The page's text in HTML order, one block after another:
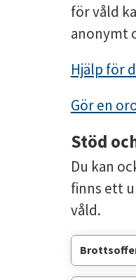
för våld
anonymt
Hjälp för
Gör en
Stöd
Du kan
finns ett
våld.